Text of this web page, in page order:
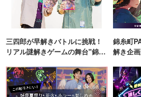
三四郎が早解きバトルに挑戦！
リアル謎解きゲームの舞台"錦糸
錦糸町
解き企